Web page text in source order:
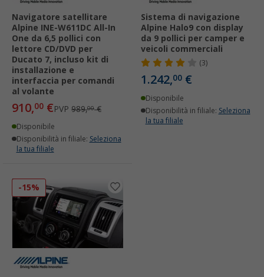
Navigatore satellitare
Alpine INE-W611DC All-In
One da 6,5 pollici con
lettore CD/DVD per
Ducato 7, incluso kit di
installazione e
interfaccia per comandi
al volante
910,00 €PVP 989,00€
Disponibile
Disponibilità in filiale: Seleziona
la tua filiale
Sistema di navigazione
Alpine Halo9 con display
da 9 pollici per camper e
veicoli commerciali
(3)
1.242,00 €
Disponibile
Disponibilità in filiale: Seleziona
la tua filiale
-15%